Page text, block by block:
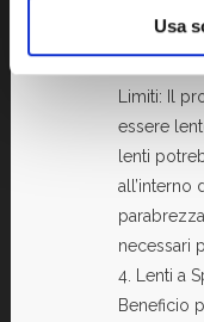
Usa
vuole
Limiti: Il
essere
lenti
all’interno
necessari
4. Lenti a
Beneficio